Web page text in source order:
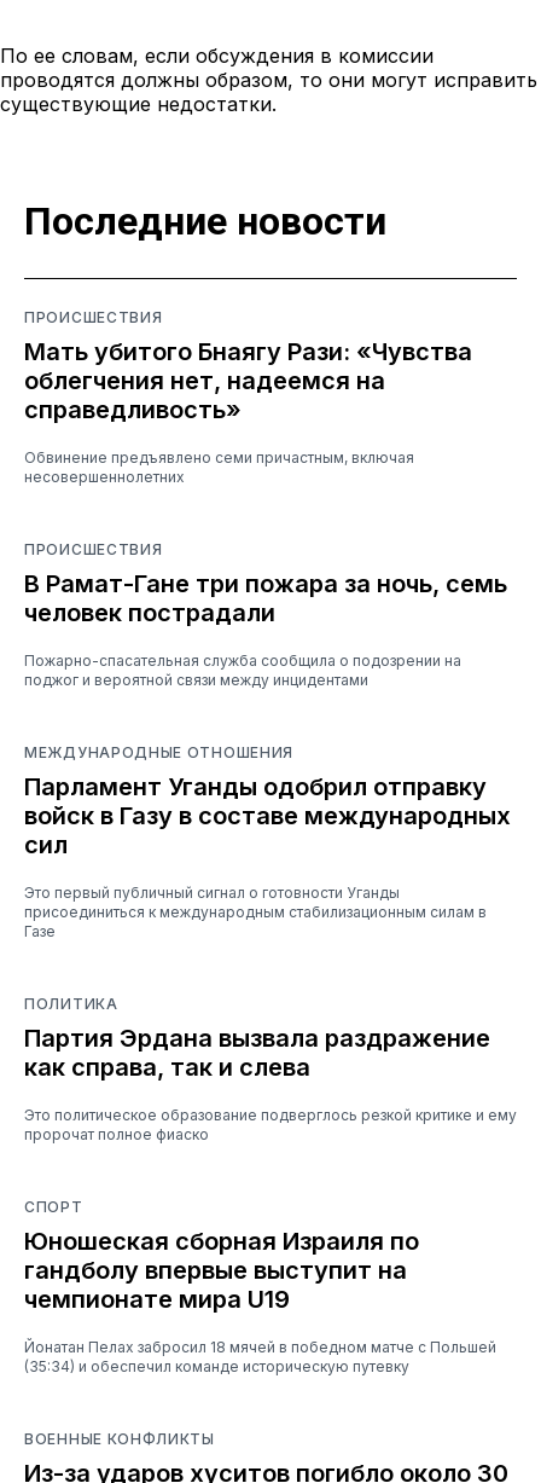
По ее словам, если обсуждения в комиссии
проводятся должны образом, то они могут исправить
существующие недостатки.
Последние новости
ПРОИСШЕСТВИЯ
Мать убитого Бнаягу Рази: «Чувства
облегчения нет, надеемся на
справедливость»
Обвинение предъявлено семи причастным, включая
несовершеннолетних
ПРОИСШЕСТВИЯ
В Рамат-Гане три пожара за ночь, семь
человек пострадали
Пожарно-спасательная служба сообщила о подозрении на
поджог и вероятной связи между инцидентами
МЕЖДУНАРОДНЫЕ ОТНОШЕНИЯ
Парламент Уганды одобрил отправку
войск в Газу в составе международных
сил
Это первый публичный сигнал о готовности Уганды
присоединиться к международным стабилизационным силам в
Газе
ПОЛИТИКА
Партия Эрдана вызвала раздражение
как справа, так и слева
Это политическое образование подверглось резкой критике и ему
пророчат полное фиаско
СПОРТ
Юношеская сборная Израиля по
гандболу впервые выступит на
чемпионате мира U19
Йонатан Пелах забросил 18 мячей в победном матче с Польшей
(35:34) и обеспечил команде историческую путевку
ВОЕННЫЕ КОНФЛИКТЫ
Из-за ударов хуситов погибло около 30